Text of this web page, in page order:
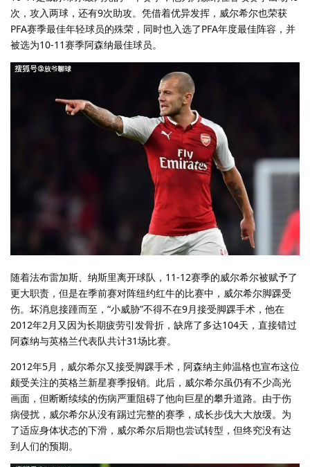
次，攻入两球，还有9次助攻。凭借着优异发挥，威尔希尔也荣获
PFA赛季最佳年轻球员的殊荣，同时也入选了PFA年度最佳阵容，并
被选为10-11赛季阿森纳最佳球员。
随着法布雷加斯、纳斯里离开球队，11-12赛季的威尔希尔被赋予了
更大职责，但是在季前赛对阵纽约红牛的比赛中，威尔希尔脚踝受
伤。坏消息接踵而至，“小威胁”不得不在9月接受脚踝手术，他在
2012年2月又因为长期疲劳引发骨折，缺席了多达104天，直接错过
阿森纳与英格兰代表队共计31场比赛。
2012年5月，威尔希尔又接受脚踝手术，阿森纳主帅温格也宣布这位
颇受关注的英格兰新星赛季报销。此后，威尔希尔虽仍有不少高光
画面，但断断续续的伤病严重阻碍了他向巨星的攀升道路。由于伤
病侵扰，威尔希尔从没有踢过完整的赛季，成长步伐大大放缓。为
了适应身体状态的下滑，威尔希尔后期也尝试转型，但终究没有达
到人们的预期。